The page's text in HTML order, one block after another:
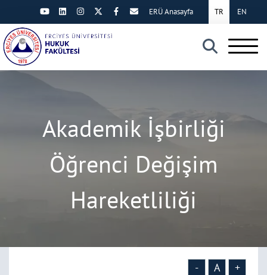
×
TR EN
ERÜ Anasayfa
Akademik İşbirliği
Öğrenci Değişim
Hareketliliği
- A +